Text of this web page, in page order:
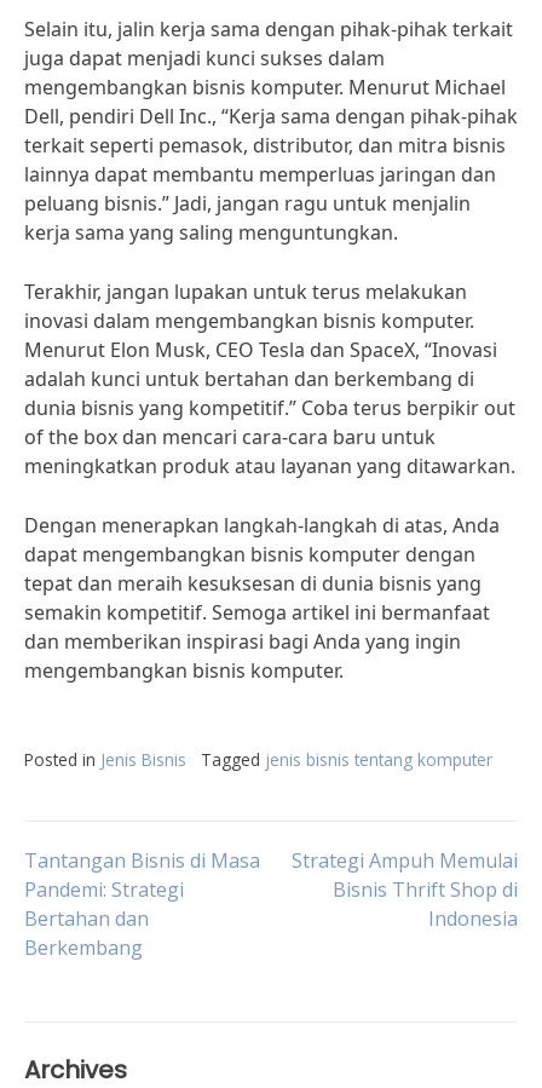
Selain itu, jalin kerja sama dengan pihak-pihak terkait
juga dapat menjadi kunci sukses dalam
mengembangkan bisnis komputer. Menurut Michael
Dell, pendiri Dell Inc., “Kerja sama dengan pihak-pihak
terkait seperti pemasok, distributor, dan mitra bisnis
lainnya dapat membantu memperluas jaringan dan
peluang bisnis.” Jadi, jangan ragu untuk menjalin
kerja sama yang saling menguntungkan.
Terakhir, jangan lupakan untuk terus melakukan
inovasi dalam mengembangkan bisnis komputer.
Menurut Elon Musk, CEO Tesla dan SpaceX, “Inovasi
adalah kunci untuk bertahan dan berkembang di
dunia bisnis yang kompetitif.” Coba terus berpikir out
of the box dan mencari cara-cara baru untuk
meningkatkan produk atau layanan yang ditawarkan.
Dengan menerapkan langkah-langkah di atas, Anda
dapat mengembangkan bisnis komputer dengan
tepat dan meraih kesuksesan di dunia bisnis yang
semakin kompetitif. Semoga artikel ini bermanfaat
dan memberikan inspirasi bagi Anda yang ingin
mengembangkan bisnis komputer.
Posted in Jenis Bisnis Tagged jenis bisnis tentang komputer
Post
navigation
Tantangan Bisnis di Masa
Pandemi: Strategi
Bertahan dan
Berkembang
Strategi Ampuh Memulai
Bisnis Thrift Shop di
Indonesia
Archives